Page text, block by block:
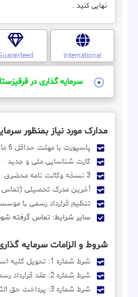
نهایی کنید .
international
سرمایه گذاری در
مدارک مورد نیاز بمنظور
پاسپورت با مهلت حداقل 6 ماهه تا پایان انقضا
کارت شناسایی ملی و جدید
3 نسخه وکالت نامه محضری
آخرین مدرک تحصیلی (تماس
تنظیم قرارداد رسمی با
سایر شرایط: تماس گرفته
شروط و الزامات سرمایه
شرط شماره 1: تحویل کلیه اسناد و مدارک متقاضی
شرط شماره 2: عقد قرارداد رسمی با موسسه ثبتا
شرط شماره 3: پرداخت حق الثبت و اجرا